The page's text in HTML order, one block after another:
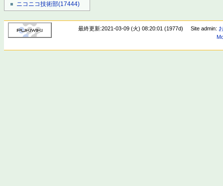
ニコニコ技術部(17444)
最終更新:2021-03-09 (火) 08:20:01 (1977d) Site admin: